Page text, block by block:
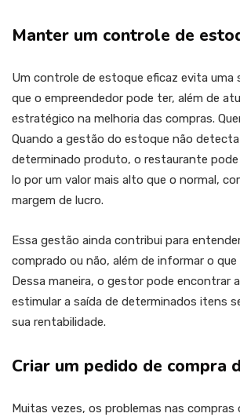
Manter um controle de
Um controle de estoque eficaz evita uma
que o empreendedor pode ter, além de
estratégico na melhoria das compras.
Quando a gestão do estoque não
determinado produto, o restaurante
lo por um valor mais alto que o normal,
margem de lucro.
Essa gestão ainda contribui para
comprado ou não, além de informar o que
Dessa maneira, o gestor pode encontrar
estimular a saída de determinados itens
sua rentabilidade.
Criar um pedido de compra
Muitas vezes, os problemas nas